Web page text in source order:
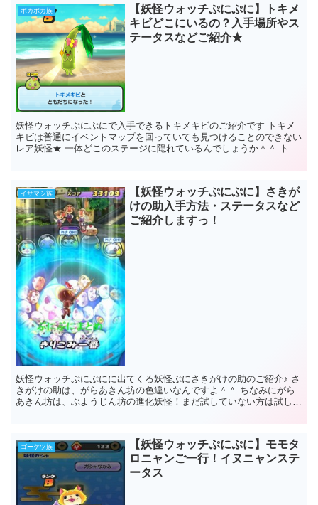
ポカポカ族
【妖怪ウォッチぷにぷに】トキメ
キビどこにいるの？入手場所やス
テータスなどご紹介★
妖怪ウォッチぷにぷにで入手できるトキメキビのご紹介です トキメ
キビは普通にイベントマップを回っていても見つけることのできない
レア妖怪★ 一体どこのステージに隠れているんでしょうか＾＾ トキ
イサマシ族
【妖怪ウォッチぷにぷに】さきが
けの助入手方法・ステータスなど
ご紹介しますっ！
妖怪ウォッチぷにぷにに出てくる妖怪ぷにさきがけの助のご紹介♪ さ
きがけの助は、がらあきん坊の色違いなんですよ＾＾ ちなみにがら
あきん坊は、ぶようじん坊の進化妖怪！まだ試していない方は試して
ゴーケツ族
【妖怪ウォッチぷにぷに】モモタ
ロニャンご一行！イヌニャンステ
ータス